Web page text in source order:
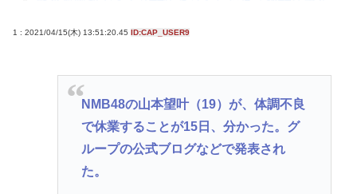
「こんなに金取るのかよ！？」って驚くぞ
【詐欺】琵琶湖三市同時花火大会、中止を発表…チ
ケット代や出店料の返金については明言せず
韓国サッカー協会に外国人審判への性接待疑惑＝韓
1 : 2021/04/15(木) 13:51:20.45 ID:CAP_USER9
NMB48の山本望叶（19）が、体調不良
で休業することが15日、分かった。グ
ループの公式ブログなどで発表され
た。